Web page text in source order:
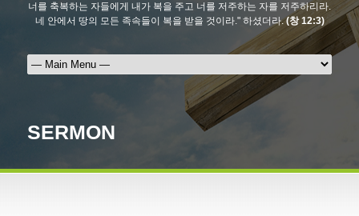
너를 축복하는 자들에게 내가 복을 주고 너를 저주하는 자를 저주하리라.
네 안에서 땅의 모든 족속들이 복을 받을 것이라." 하셨더라.(창 12:3)
SERMON